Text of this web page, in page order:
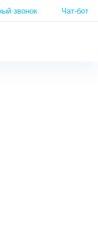
звонок Чат-бот